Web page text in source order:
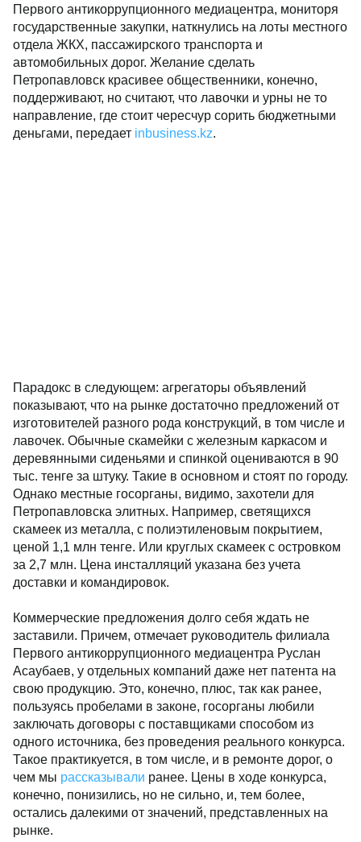
Первого антикоррупционного медиацентра, мониторя
государственные закупки, наткнулись на лоты местного
отдела ЖКХ, пассажирского транспорта и
автомобильных дорог. Желание сделать
Петропавловск красивее общественники, конечно,
поддерживают, но считают, что лавочки и урны не то
направление, где стоит чересчур сорить бюджетными
деньгами, передает inbusiness.kz.
Парадокс в следующем: агрегаторы объявлений
показывают, что на рынке достаточно предложений от
изготовителей разного рода конструкций, в том числе и
лавочек. Обычные скамейки с железным каркасом и
деревянными сиденьями и спинкой оцениваются в 90
тыс. тенге за штуку. Такие в основном и стоят по городу.
Однако местные госорганы, видимо, захотели для
Петропавловска элитных. Например, светящихся
скамеек из металла, с полиэтиленовым покрытием,
ценой 1,1 млн тенге. Или круглых скамеек с островком
за 2,7 млн. Цена инсталляций указана без учета
доставки и командировок.
Коммерческие предложения долго себя ждать не
заставили. Причем, отмечает руководитель филиала
Первого антикоррупционного медиацентра Руслан
Асаубаев, у отдельных компаний даже нет патента на
свою продукцию. Это, конечно, плюс, так как ранее,
пользуясь пробелами в законе, госорганы любили
заключать договоры с поставщиками способом из
одного источника, без проведения реального конкурса.
Такое практикуется, в том числе, и в ремонте дорог, о
чем мы рассказывали ранее. Цены в ходе конкурса,
конечно, понизились, но не сильно, и, тем более,
остались далекими от значений, представленных на
рынке.